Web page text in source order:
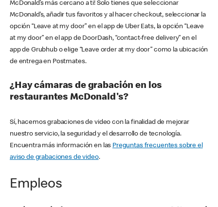
McDonald’s más cercano a ti! Solo tienes que seleccionar
McDonald’s, añadir tus favoritos y al hacer checkout, seleccionar la
opción “Leave at my door” en el app de Uber Eats, la opción “Leave
at my door” en el app de DoorDash, “contact-free delivery” en el
app de Grubhub o elige “Leave order at my door” como la ubicación
de entrega en Postmates.
¿Hay cámaras de grabación en los
restaurantes McDonald's?
Sí, hacemos grabaciones de video con la finalidad de mejorar
nuestro servicio, la seguridad y el desarrollo de tecnología.
Encuentra más información en las Preguntas frecuentes sobre el
aviso de grabaciones de video.
Empleos